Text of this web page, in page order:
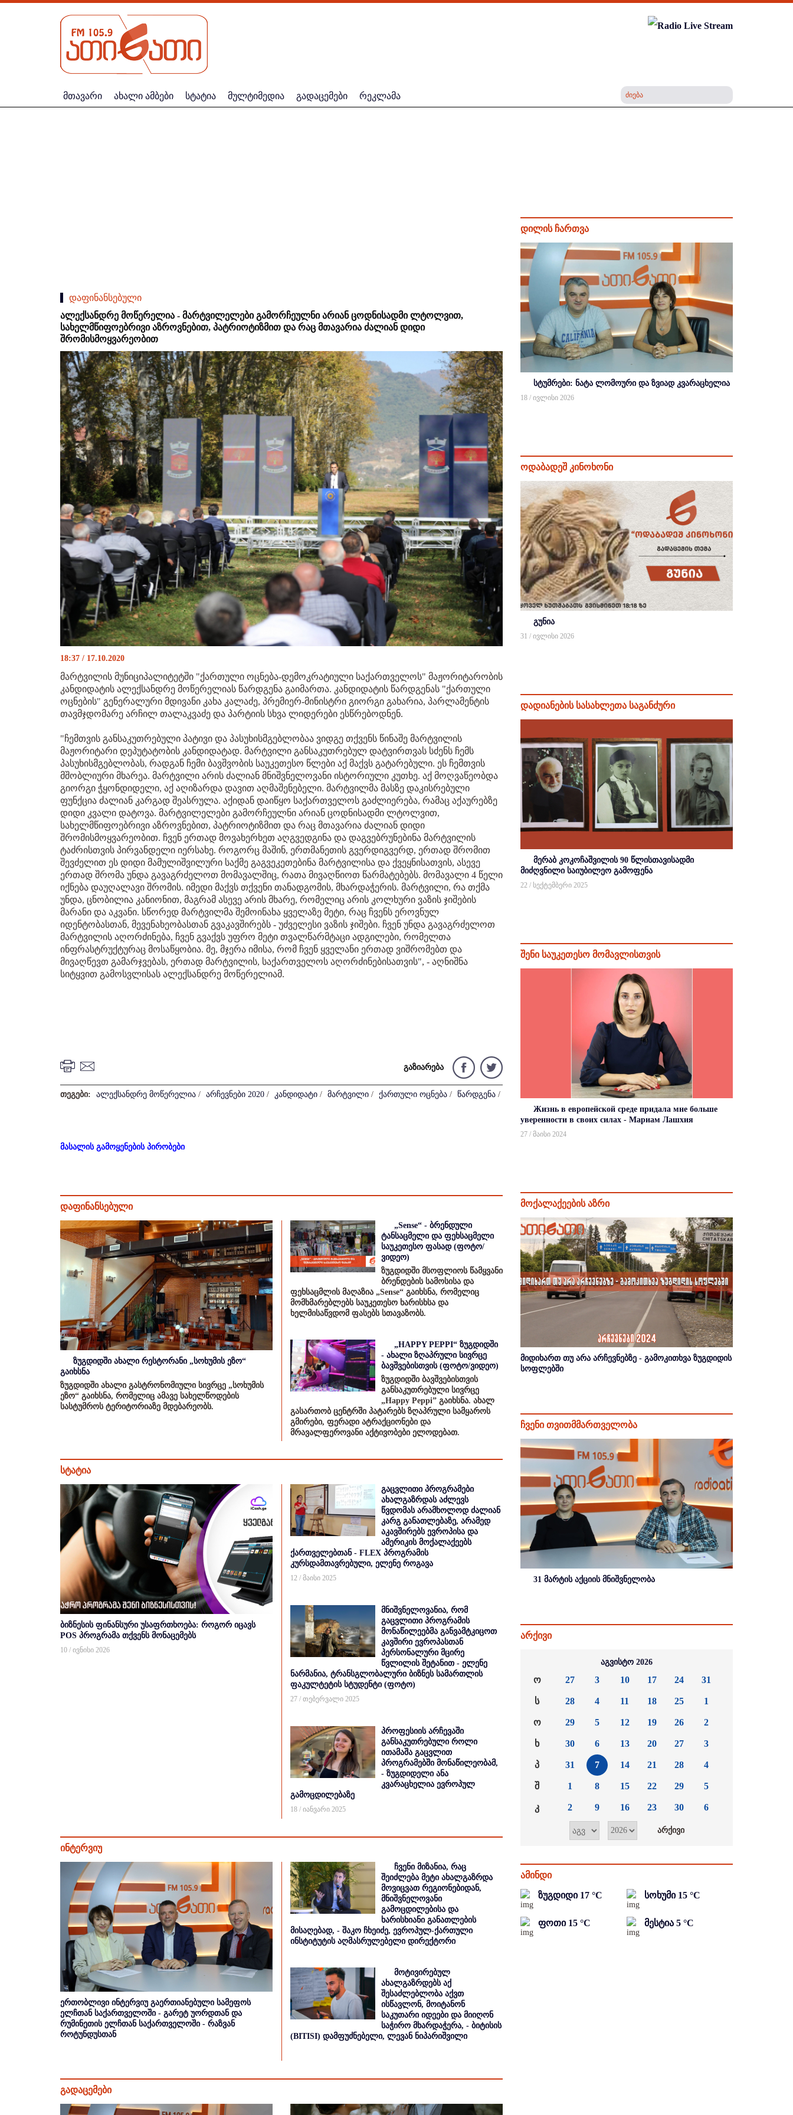
მთავარი ახალი ამბები სტატია მულტიმედია გადაცემები რეკლამა
დაფინანსებული
ალექსანდრე მოწერელია - მარტვილელები გამორჩეულნი არიან ცოდნისადმი ლტოლვით,
სახელმწიფოებრივი აზროვნებით, პატრიოტიზმით და რაც მთავარია ძალიან დიდი
შრომისმოყვარეობით
18:37 / 17.10.2020
მარტვილის მუნიციპალიტეტში "ქართული ოცნება-დემოკრატიული საქართველოს" მაჟორიტარობის
კანდიდატის ალექსანდრე მოწერელიას წარდგენა გაიმართა. კანდიდატის წარდგენას "ქართული
ოცნების" გენერალური მდივანი კახა კალაძე, პრემიერ-მინისტრი გიორგი გახარია, პარლამენტის
თავმჯდომარე არჩილ თალაკვაძე და პარტიის სხვა ლიდერები ესწრებოდნენ.
"ჩემთვის განსაკუთრებული პატივი და პასუხისმგებლობაა ვიდგე თქვენს წინაშე მარტვილის
მაჟორიტარი დეპუტატობის კანდიდატად. მარტვილი განსაკუთრებულ დატვირთვას სძენს ჩემს
პასუხისმგებლობას, რადგან ჩემი ბავშვობის საუკეთესო წლები აქ მაქვს გატარებული. ეს ჩემთვის
მშობლიური მხარეა. მარტვილი არის ძალიან მნიშვნელოვანი ისტორიული კუთხე. აქ მოღვაწეობდა
გიორგი ჭყონდიდელი, აქ აღიზარდა დავით აღმაშენებელი. მარტვილმა მასზე დაკისრებული
ფუნქცია ძალიან კარგად შეასრულა. აქიდან დაიწყო საქართველოს გაძლიერება, რამაც აქაურებზე
დიდი კვალი დატოვა. მარტვილელები გამორჩეულნი არიან ცოდნისადმი ლტოლვით,
სახელმწიფოებრივი აზროვნებით, პატრიოტიზმით და რაც მთავარია ძალიან დიდი
შრომისმოყვარეობით. ჩვენ ერთად მოვახერხეთ აღგვედგინა და დაგვებრუნებინა მარტვილის
ტაძრისთვის პირვანდელი იერსახე. როგორც მაშინ, ერთმანეთის გვერდიგვერდ, ერთად შრომით
შევძელით ეს დიდი მამულიშვილური საქმე გაგვეკეთებინა მარტვილისა და ქვეყნისათვის, ასევე
ერთად შრომა უნდა გავაგრძელოთ მომავალშიც, რათა მივაღწიოთ წარმატებებს. მომავალი 4 წელი
იქნება დაუღალავი შრომის. იმედი მაქვს თქვენი თანადგომის, მხარდაჭერის. მარტვილი, რა თქმა
უნდა, ცნობილია კანიონით, მაგრამ ასევე არის მხარე, რომელიც არის კოლხური ვაზის ჯიშების
მარანი და აკვანი. სწორედ მარტვილმა შემოინახა ყველაზე მეტი, რაც ჩვენს ეროვნულ
იდენტობასთან, მევენახეობასთან გვაკავშირებს - უძველესი ვაზის ჯიშები. ჩვენ უნდა გავაგრძელოთ
მარტვილის აღორძინება, ჩვენ გვაქვს უფრო მეტი თვალწარმტაცი ადგილები, რომელთა
ინფრასტრუქტურაც მოსაწყობია. მე, მჯერა იმისა, რომ ჩვენ ყველანი ერთად ვიშრომებთ და
მივაღწევთ გამარჯვებას, ერთად მარტვილის, საქართველოს აღორძინებისათვის", - აღნიშნა
სიტყვით გამოსვლისას ალექსანდრე მოწერელიამ.
გაზიარება
თეგები: ალექსანდრე მოწერელია / არჩევნები 2020 / კანდიდატი / მარტვილი / ქართული ოცნება / წარდგენა /
მასალის გამოყენების პირობები
დაფინანსებული
ზუგდიდში ახალი რესტორანი „სოხუმის ეზო“
გაიხსნა
ზუგდიდში ახალი გასტრონომიული სივრცე „სოხუმის
ეზო“ გაიხსნა, რომელიც ამავე სახელწოდების
სასტუმროს ტერიტორიაზე მდებარეობს.
„Sense“ - ბრენდული
ტანსაცმელი და ფეხსაცმელი
საუკეთესო ფასად (ფოტო/
ვიდეო)
ზუგდიდში მსოფლიოს წამყვანი
ბრენდების სამოსისა და
ფეხსაცმლის მაღაზია „Sense“ გაიხსნა, რომელიც
მომხმარებლებს საუკეთესო ხარისხსა და
ხელმისაწვდომ ფასებს სთავაზობს.
„HAPPY PEPPI“ ზუგდიდში
- ახალი ზღაპრული სივრცე
ბავშვებისთვის (ფოტო/ვიდეო)
ზუგდიდში ბავშვებისთვის
განსაკუთრებული სივრცე
„Happy Peppi” გაიხსნა. ახალ
გასართობ ცენტრში პატარებს ზღაპრული სამყაროს
გმირები, ფერადი ატრაქციონები და
მრავალფეროვანი აქტივობები ელოდებათ.
სტატია
ბიზნესის ფინანსური უსაფრთხოება: როგორ იცავს
POS პროგრამა თქვენს მონაცემებს
10 / ივნისი 2026
გაცვლითი პროგრამები
ახალგაზრდას აძლევს
წვდომას არამხოლოდ ძალიან
კარგ განათლებაზე, არამედ
აკავშირებს ევროპისა და
ამერიკის მოქალაქეებს
ქართველებთან - FLEX პროგრამის
კურსდამთავრებული, ელენე როგავა
12 / მაისი 2025
მნიშვნელოვანია, რომ
გაცვლითი პროგრამის
მონაწილეებმა განვამტკიცოთ
კავშირი ევროპასთან
პერსონალური მცირე
წვლილის შეტანით - ელენე
ნარმანია, ტრანსგლობალური ბიზნეს სამართლის
ფაკულტეტის სტუდენტი (ფოტო)
27 / თებერვალი 2025
პროფესიის არჩევაში
განსაკუთრებული როლი
ითამაშა გაცვლით
პროგრამებში მონაწილეობამ,
- ზუგდიდელი ანა
კვარაცხელია ევროპულ
გამოცდილებაზე
18 / იანვარი 2025
ინტერვიუ
ერთობლივი ინტერვიუ გაერთიანებული სამეფოს
ელჩთან საქართველოში - გარეტ უორდთან და
რუმინეთის ელჩთან საქართველოში - რაზვან
როტუნდუსთან
ჩვენი მიზანია, რაც
შეიძლება მეტი ახალგაზრდა
მოვიცვათ რეგიონებიდან,
მნიშვნელოვანი
გამოცდილებისა და
ხარისხიანი განათლების
მისაღებად, - შაკო ჩხეიძე, ევროპულ-ქართული
ინსტიტუტის აღმასრულებელი დირექტორი
მოტივირებულ
ახალგაზრდებს აქ
შესაძლებლობა აქვთ
ისწავლონ, მოიტანონ
საკუთარი იდეები და მიიღონ
საჭირო მხარდაჭერა, - ბიტისის
(BITISI) დამფუძნებელი, ლევან ნიპარიშვილი
გადაცემები
დილის ჩართვა
სტუმრები: ნატა ლომოური და ზვიად კვარაცხელია
18 / ივლისი 2026
ოდაბადეშ კინოხონი
გუნია
31 / ივლისი 2026
დადიანების სასახლეთა საგანძური
მერაბ კოკოჩაშვილის 90 წლისთავისადმი
მიძღვნილი საიუბილეო გამოფენა
22 / სექტემბერი 2025
შენი საუკეთესო მომავლისთვის
Жизнь в европейской среде придала мне больше
уверенности в своих силах - Мариам Лашхия
27 / მაისი 2024
მოქალაქეების აზრი
მიდიხართ თუ არა არჩევნებზე - გამოკითხვა ზუგდიდის
სოფლებში
ჩვენი თვითმმართველობა
31 მარტის აქციის მნიშვნელობა
არქივი
აგვისტო 2026
ო
ს
ო
ხ
პ
შ
კ
27
28
29
30
31
1
2
3
4
5
6
7
8
9
10
11
12
13
14
15
16
17
18
19
20
21
22
23
24
25
26
27
28
29
30
31
1
2
3
4
5
6
ამინდი
ზუგდიდი 17 °C სოხუმი 15 °C
ფოთი 15 °C მესტია 5 °C